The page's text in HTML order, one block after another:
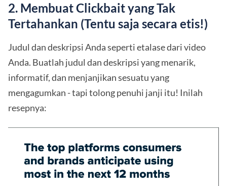
2. Membuat Clickbait yang Tak
Tertahankan (Tentu saja secara etis!)
Judul dan deskripsi Anda seperti etalase dari video
Anda. Buatlah judul dan deskripsi yang menarik,
informatif, dan menjanjikan sesuatu yang
mengagumkan - tapi tolong penuhi janji itu! Inilah
resepnya: